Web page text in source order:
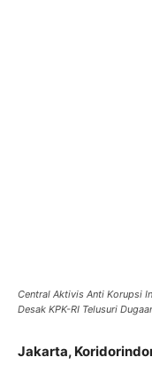
Central Aktivis Anti Korupsi
Desak KPK-RI Telusuri
Jakarta,